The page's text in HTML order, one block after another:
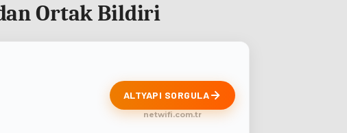
Ortak Bildiri
ALTYAPI SORGULA
netwifi.com.tr